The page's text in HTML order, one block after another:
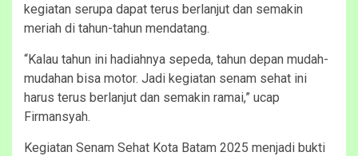
kegiatan serupa dapat terus berlanjut dan semakin
meriah di tahun-tahun mendatang.
“Kalau tahun ini hadiahnya sepeda, tahun depan mudah-
mudahan bisa motor. Jadi kegiatan senam sehat ini
harus terus berlanjut dan semakin ramai,” ucap
Firmansyah.
Kegiatan Senam Sehat Kota Batam 2025 menjadi bukti